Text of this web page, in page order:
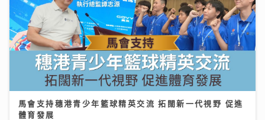
馬會支持穗港青少年籃球精英交流 拓闊新一代視野 促進
體育發展